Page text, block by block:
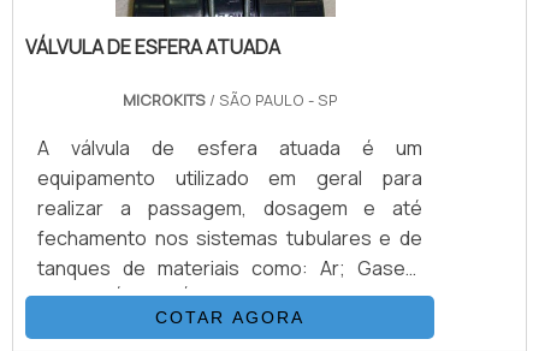
VÁLVULA DE ESFERA ATUADA
MICROKITS/ SÃO PAULO - SP
A válvula de esfera atuada é um
equipamento utilizado em geral para
realizar a passagem, dosagem e até
fechamento nos sistemas tubulares e de
tanques de materiais como: Ar; Gases;
Vapor; Água; Óleo e graxas técnicas;
Lixivias fracas; Soluções de sais; Entre
COTAR AGORA